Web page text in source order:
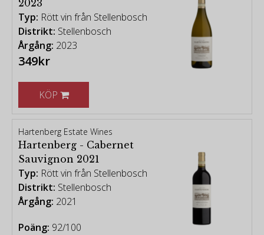
2023
Typ: Rött vin från Stellenbosch
Distrikt: Stellenbosch
Årgång: 2023
349kr
KÖP
Hartenberg Estate Wines
Hartenberg - Cabernet
Sauvignon 2021
Typ: Rött vin från Stellenbosch
Distrikt: Stellenbosch
Årgång: 2021
Poäng: 92/100